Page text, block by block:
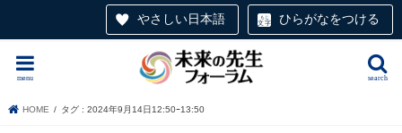
やさしい日本語 ひらがなをつける
search
menu
HOME タグ : 2024年9月14日12:50ｰ13:50